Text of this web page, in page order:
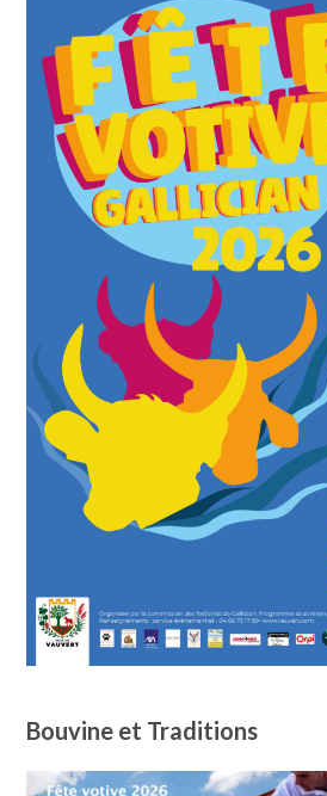
Bouvine et Traditions